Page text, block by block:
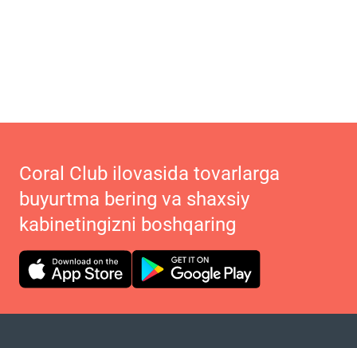
Coral Club ilovasida tovarlarga
buyurtma bering va shaxsiy
kabinetingizni boshqaring